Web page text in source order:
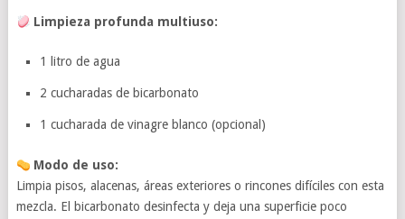
Limpieza profunda multiuso:
1 litro de agua
2 cucharadas de bicarbonato
1 cucharada de vinagre blanco (opcional)
Modo de uso:
Limpia pisos, alacenas, áreas exteriores o rincones difíciles con esta
mezcla. El bicarbonato desinfecta y deja una superficie poco